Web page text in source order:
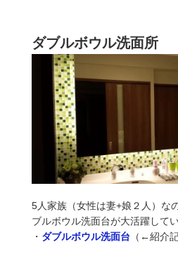
ダブルボウル洗面所
5人家族（女性は妻+娘２人）な
ブルボウル洗面台が大活躍してい
・ ダブルボウル洗面台 （←紹介